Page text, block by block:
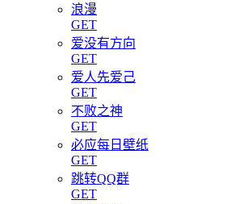
浪漫
GET
爱没有方向
GET
爱人先爱己
GET
不败之神
GET
必应每日壁纸
GET
跳转QQ群
GET